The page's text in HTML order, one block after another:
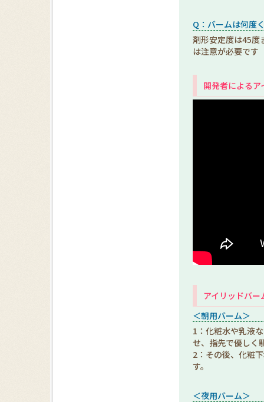
Q：バームは何度
剤形安定度は45度
は注意が必要です
開発者による
アイリッドバ
＜朝用バーム＞
1：化粧水や乳液
せ、指先で優しく
2：その後、化粧
す。
＜夜用バーム＞